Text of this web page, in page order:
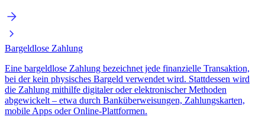
Bargeldlose Zahlung
Eine bargeldlose Zahlung bezeichnet jede finanzielle Transaktion,
bei der kein physisches Bargeld verwendet wird. Stattdessen wird
die Zahlung mithilfe digitaler oder elektronischer Methoden
abgewickelt – etwa durch Banküberweisungen, Zahlungskarten,
mobile Apps oder Online-Plattformen.